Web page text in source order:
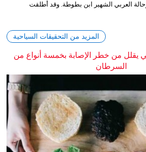
العربي الشهير ابن بطوطة. وقد أُطلقت
المزيد من التحقيقات السياحية
يقلل من خطر الإصابة بخمسة أنواع من
السرطان